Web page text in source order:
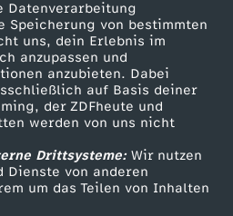
Datenverarbeitung
Speicherung von bestimmten
uns, dein Erlebnis im
anzupassen und
anzubieten. Dabei
auf Basis deiner
der ZDFheute und
werden von uns nicht
Drittsysteme:Wir nutzen
Dienste von anderen
um das Teilen von Inhalten
g
e
r
:
V
Zuschauerservice
Hilfe